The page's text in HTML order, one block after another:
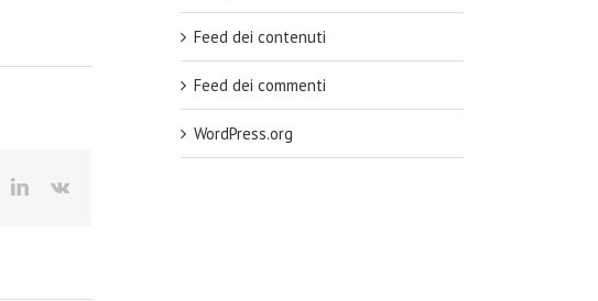
LinkedIn
Vk
Feed dei contenuti
Feed dei commenti
WordPress.org